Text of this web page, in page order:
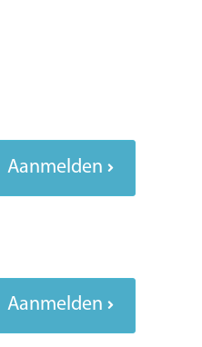
Aanmelden
Aanmelden